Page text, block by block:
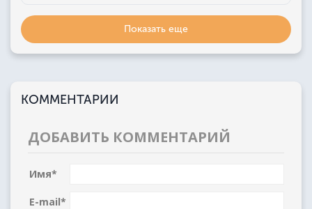
Показать еще
КОММЕНТАРИИ
ДОБАВИТЬ КОММЕНТАРИЙ
Имя*
E-mail*